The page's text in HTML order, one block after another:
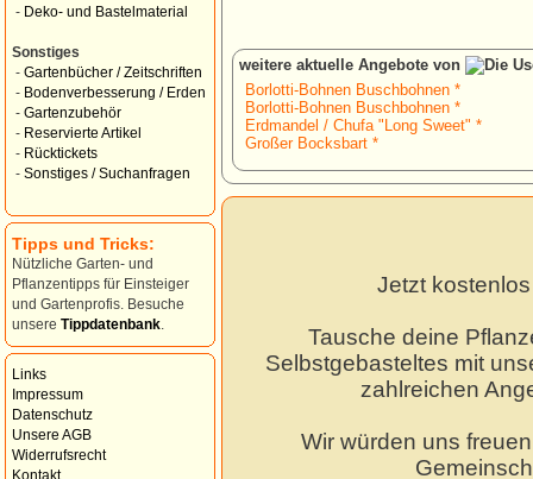
- Deko- und Bastelmaterial
Sonstiges
- Gartenbücher / Zeitschriften
- Bodenverbesserung / Erden
- Gartenzubehör
- Reservierte Artikel
- Rücktickets
- Sonstiges / Suchanfragen
Tipps und Tricks:
Nützliche Garten- und
Pflanzentipps für Einsteiger
und Gartenprofis. Besuche
unsere Tippdatenbank
Links
Impressum
Datenschutz
Unsere AGB
Widerrufsrecht
Kontakt
weitere aktuelle Angebote von
Borlotti-Bohnen Buschbohnen *
Borlotti-Bohnen Buschbohnen *
Erdmandel / Chufa "Long Sweet" *
Großer Bocksbart *
Jetzt
Tausche deine
Selbstgebasteltes mit
zahlreichen
Wir würden uns